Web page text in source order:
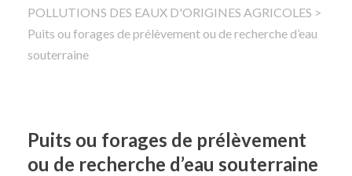
POLLUTIONS DES EAUX D'ORIGINES AGRICOLES >
Puits ou forages de prélèvement ou de recherche d’eau
souterraine
Puits ou forages de prélèvement
ou de recherche d’eau souterraine